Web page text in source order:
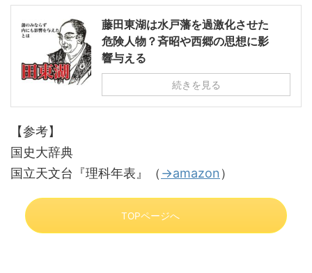
藤田東湖は水戸藩を過激化させた
危険人物？斉昭や西郷の思想に影
響与える
続きを見る
【参考】
国史大辞典
国立天文台『理科年表』（ →amazon）
TOPページへ